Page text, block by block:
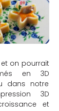
et on pourrait
en 3D
dans notre
3D
et